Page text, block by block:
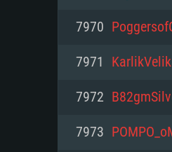
최소사양
운영체제:
프로세서: 2.2
최소사양
운영체제: Mac
프로세서: 최
최소사양
운영체제:
프로세서: 2.4
7970
7971
7972
7973